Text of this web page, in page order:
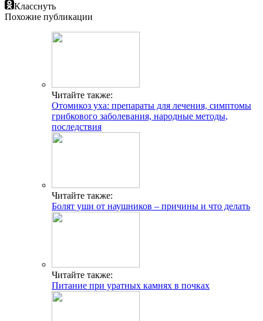
Класснуть
Похожие публикации
Читайте также:
Отомикоз уха: препараты для лечения, симптомы
грибкового заболевания, народные методы,
последствия
Читайте также:
Болят уши от наушников – причины и что делать
Читайте также:
Питание при уратных камнях в почках